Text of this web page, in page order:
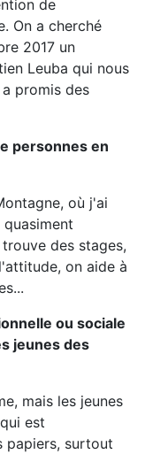
de
On a cherché
2017 un
Leuba qui nous
promis des
personnes en
où j'ai
des stages,
on aide à
ou sociale
jeunes des
mais les jeunes
est
papiers, surtout